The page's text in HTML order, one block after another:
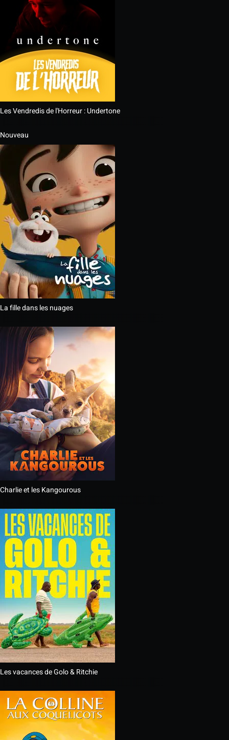
Les Vendredis de l'Horreur : Undertone
Nouveau
La fille dans les nuages
Charlie et les Kangourous
Les vacances de Golo & Ritchie